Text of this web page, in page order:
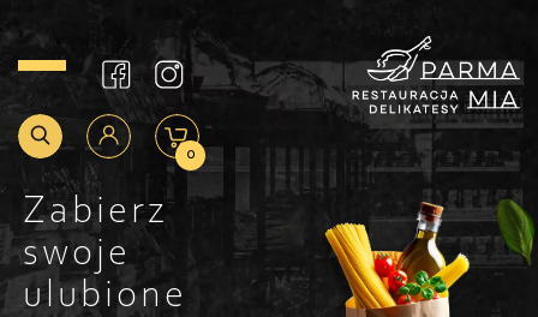
0
Zabierz
swoje
ulubione